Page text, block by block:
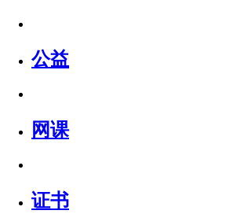
公益
网课
证书